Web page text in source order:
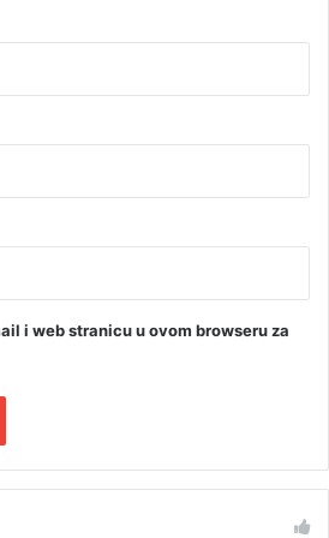
i web stranicu u ovom browseru za